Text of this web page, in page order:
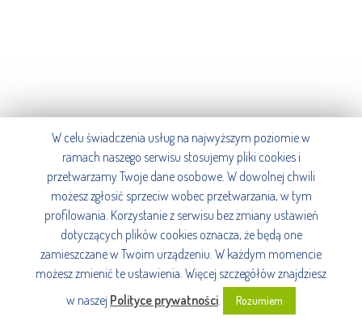
W celu świadczenia usług na najwyższym poziomie w
ramach naszego serwisu stosujemy pliki cookies i
przetwarzamy Twoje dane osobowe. W dowolnej chwili
możesz zgłosić sprzeciw wobec przetwarzania, w tym
profilowania. Korzystanie z serwisu bez zmiany ustawień
dotyczących plików cookies oznacza, że będą one
zamieszczane w Twoim urządzeniu. W każdym momencie
możesz zmienić te ustawienia. Więcej szczegółów znajdziesz
w naszej Polityce prywatności. Rozumiem